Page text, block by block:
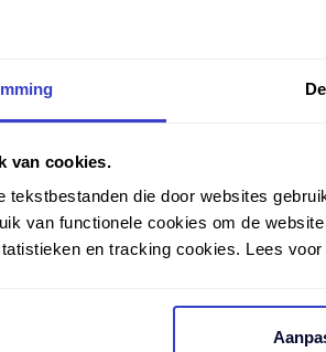
van cookies.
tekstbestanden die door websites
van functionele cookies om de
en tracking cookies. Lees